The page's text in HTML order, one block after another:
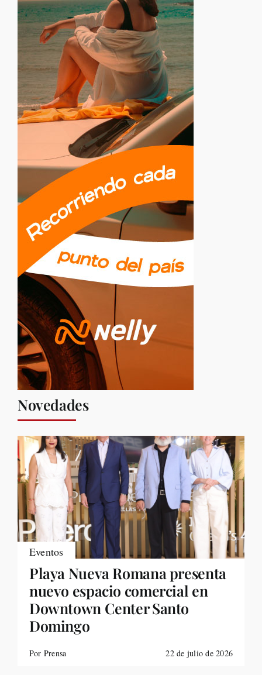
Novedades
Eventos
Playa Nueva Romana presenta
nuevo espacio comercial en
Downtown Center Santo
Domingo
Por Prensa 22 de julio de 2026